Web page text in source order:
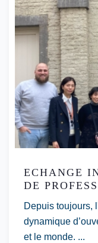
ECHANGE
DE
Depuis toujours,
dynamique
et le monde. ...